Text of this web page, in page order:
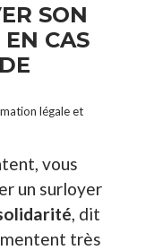
SON
CAS
légale et
vous
un surloyer
, dit
très